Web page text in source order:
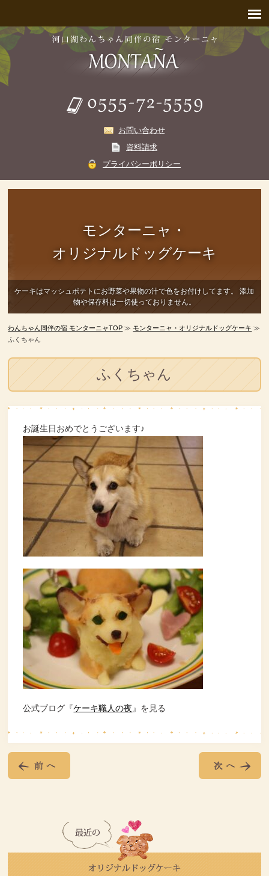
お問い合わせ
資料請求
プライバシーポリシー
モンターニャ・
オリジナルドッグケーキ
ケーキはマッシュポテトにお野菜や果物の汁で色をお付けしてます。
添加
物や保存料は一切使っておりません。
わんちゃん同伴の宿 モンターニャTOP ≫モンターニャ・オリジナルドッグケーキ ≫
ふくちゃん
ふくちゃん
お誕生日おめでとうございます♪
公式ブログ『ケーキ職人の夜 』を見る